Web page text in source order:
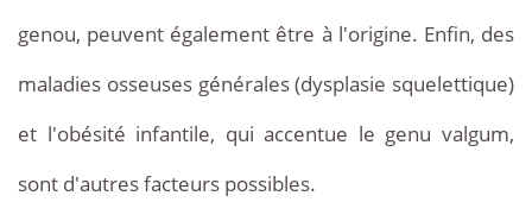
genou, peuvent également être à l'origine. Enfin, des
maladies osseuses générales (dysplasie squelettique)
et l'obésité infantile, qui accentue le genu valgum,
sont d'autres facteurs possibles.